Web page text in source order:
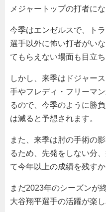
メジャートップの打者にな
今季はエンゼルスで、ト
選手以外に怖い打者がい
てもらえない場面も目立ち
しかし、来季はドジャー
手やフレディ・フリーマ
るので、今季のように勝
は減ると予想されます。
また、来季は肘の手術の
るため、先発をしない分
て今年以上の成績を残すか
まだ2023年のシーズンが
大谷翔平選手の活躍が楽し